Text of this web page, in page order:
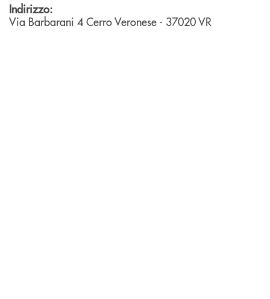
Indirizzo:
Via Barbarani 4 Cerro Veronese - 37020VR